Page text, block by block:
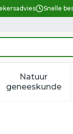
Snelle
categorie
en
voor
Natuur
geneeskunde
Toon